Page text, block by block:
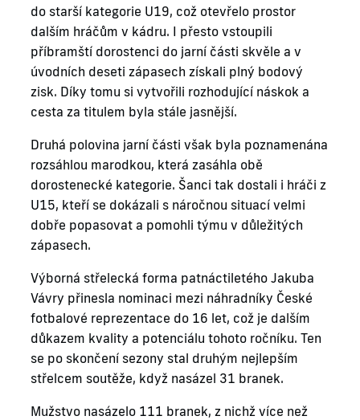
do starší kategorie U19, což otevřelo prostor
dalším hráčům v kádru. I přesto vstoupili
příbramští dorostenci do jarní části skvěle a v
úvodních deseti zápasech získali plný bodový
zisk. Díky tomu si vytvořili rozhodující náskok a
cesta za titulem byla stále jasnější.
Druhá polovina jarní části však byla poznamenána
rozsáhlou marodkou, která zasáhla obě
dorostenecké kategorie. Šanci tak dostali i hráči z
U15, kteří se dokázali s náročnou situací velmi
dobře popasovat a pomohli týmu v důležitých
zápasech.
Výborná střelecká forma patnáctiletého Jakuba
Vávry přinesla nominaci mezi náhradníky České
fotbalové reprezentace do 16 let, což je dalším
důkazem kvality a potenciálu tohoto ročníku. Ten
se po skončení sezony stal druhým nejlepším
střelcem soutěže, když nasázel 31 branek.
Mužstvo nasázelo 111 branek, z nichž více než